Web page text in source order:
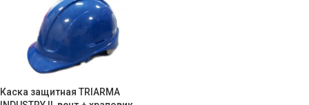
Каска защитная TRIARMA